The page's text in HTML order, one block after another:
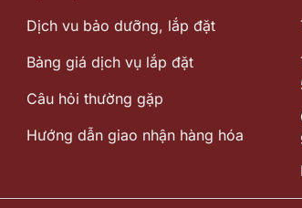
Dịch vu bảo dưỡng, lắp đặt
Bảng giá dịch vụ lắp đặt
Câu hỏi thường gặp
Hướng dẫn giao nhận hàng hóa